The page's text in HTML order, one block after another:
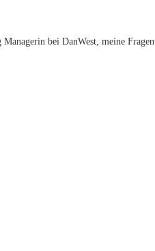
bei DanWest, meine